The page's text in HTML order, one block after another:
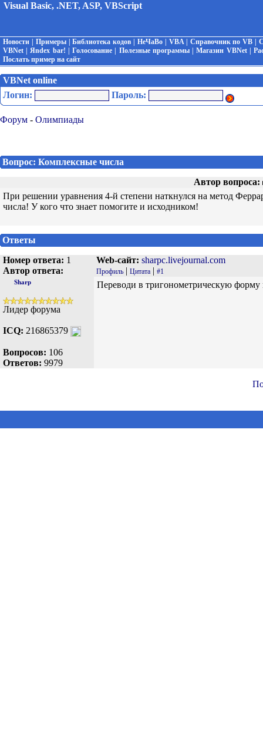
Visual Basic, .NET, ASP, VBScript
Новости Примеры|Библиотека кодов |НеЧаВо VBA| Справочник по VB |
VBNet |Яndex bar! |Голосование Полезные программы|Магазин VBNet|
Послать пример на сайт
VBNet online
Логин:
Пароль:
Форум - Олимпиады
Вопрос: Комплексные числа
Автор вопроса:
При решении уравнения 4-й степени наткнулся на метод
числа! У кого что знает помогите и исходником!
Ответы
Номер ответа: 1
Автор ответа:
Sharp
Лидер форума
ICQ: 216865379
Вопросов: 106
Ответов: 9979
Web-сайт: sharpc.livejournal.com
Профиль | Цитата | #1
Переводи в тригонометрическую